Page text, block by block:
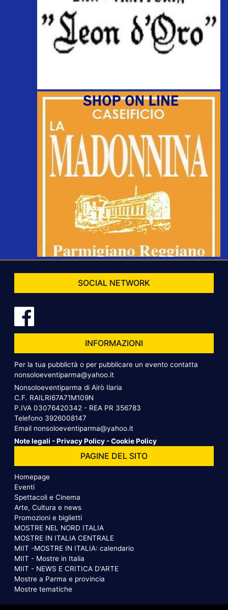
SOCIAL NETWORK
INFORMAZIONI
Per la tua pubblictà o per pubblicare un evento contatta
nonsoloeventiparma@yahoo.it
Nonsoloeventiparma di Airò Ilaria
C.F. RAILRI67A71M109N
P.IVA 03076420342 - REA PR 356783
Telefono 3926008147
Email nonsoloeventiparma@yahoo.it
Note legali -Privacy Policy -Cookie Policy
PAGINE DEL SITO
Homepage
Eventi
Spettacoli e Cinema
Arte, Cultura e news
Promozioni e biglietti
MOSTRE NEL NORD ITALIA
MOSTRE IN ITALIA CENTRALE
MIIT -MOSTRE IN ITALIA: calendario
MIIT - Mostre in Italia
MIIT - NEWS E CRITICA D'ARTE
Mostre a Parma e provincia
Mostre tematiche